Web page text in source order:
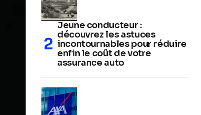
Jeune conducteur :
découvrez les astuces
incontournables pour réduire
enfin le coût de votre
assurance auto